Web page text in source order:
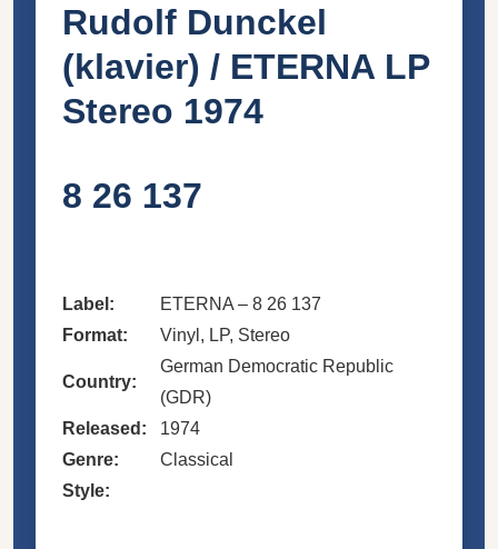
Rudolf Dunckel
(klavier) / ETERNA LP
Stereo 1974
8 26 137
Label:
ETERNA – 8 26 137
Format:
Vinyl, LP, Stereo
Country:
German Democratic Republic
(GDR)
Released: 1974
Genre:
Classical
Style: